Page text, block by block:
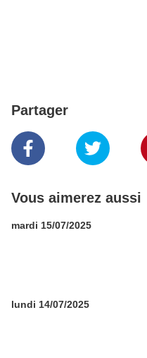
Partager
Vous aimerez aussi
mardi 15/07/2025
lundi 14/07/2025